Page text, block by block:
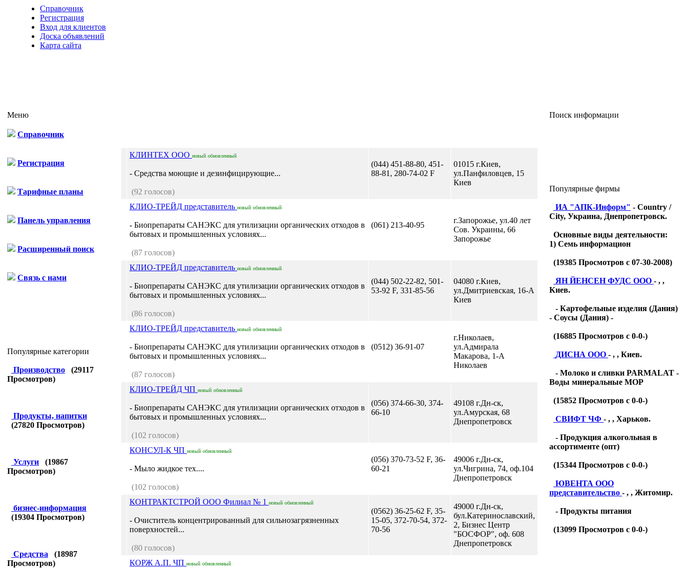
Справочник
Регистрация
Вход для клиентов
Доска объявлений
Карта сайта
Меню
Справочник
Регистрация
Тарифные планы
Панель управления
Расширенный поиск
Связь с нами
Популярные категории
Производство (29117
Просмотров)
Продукты, напитки
(27820 Просмотров)
Услуги (19867
Просмотров)
бизнес-информация
(19304 Просмотров)
Средства (18987
Просмотров)
КЛИНТЕХ ООО новый обновленный
- Средства моющие и дезинфицирующие...
(92 голосов)
(044) 451-88-80, 451-
88-81, 280-74-02 F
01015 г.Киев,
ул.Панфиловцев, 15
Киев
КЛИО-ТРЕЙД представитель новый обновленный
- Биопрепараты САНЭКС для утилизации органических отходов в
бытовых и промышленных условиях...
(87 голосов)
(061) 213-40-95
г.Запорожье, ул.40 лет
Сов. Украины, 66
Запорожье
КЛИО-ТРЕЙД представитель новый обновленный
- Биопрепараты САНЭКС для утилизации органических отходов в
бытовых и промышленных условиях...
(86 голосов)
(044) 502-22-82, 501-
53-92 F, 331-85-56
04080 г.Киев,
ул.Дмитриевская, 16-А
Киев
КЛИО-ТРЕЙД представитель новый обновленный
- Биопрепараты САНЭКС для утилизации органических отходов в
бытовых и промышленных условиях...
(87 голосов)
(0512) 36-91-07
г.Николаев,
ул.Адмирала
Макарова, 1-А
Николаев
КЛИО-ТРЕЙД ЧП новый обновленный
- Биопрепараты САНЭКС для утилизации органических отходов в
бытовых и промышленных условиях...
(102 голосов)
(056) 374-66-30, 374-
66-10
49108 г.Дн-ск,
ул.Амурская, 68
Днепропетровск
КОНСУЛ-К ЧП новый обновленный
- Мыло жидкое тех....
(102 голосов)
(056) 370-73-52 F, 36-
60-21
49006 г.Дн-ск,
ул.Чигрина, 74, оф.104
Днепропетровск
КОНТРАКТСТРОЙ ООО Филиал № 1 новый обновленный
- Очиститель концентрированный для сильнозагрязненных
поверхностей...
(80 голосов)
(0562) 36-25-62 F, 35-
15-05, 372-70-54, 372-
70-56
49000 г.Дн-ск,
бул.Катеринославский,
2, Бизнес Центр
"БОСФОР", оф. 608
Днепропетровск
КОРЖ А.П. ЧП новый обновленный
Поиск информации
Популярные фирмы
ИА "АПК-Информ" - Country /
City, Украина, Днепропетровск.
Основные виды деятельности:
1) Семь информацион
(19385 Просмотров с 07-30-2008)
ЯН ЙЕНСЕН ФУДС ООО - , ,
Киев.
- Картофельные изделия (Дания)
- Соусы (Дания) -
(16885 Просмотров с 0-0-)
ДИСНА ООО - , , Киев.
- Молоко и сливки PARMALAT -
Воды минеральные МОР
(15852 Просмотров с 0-0-)
СВИФТ ЧФ - , , Харьков.
- Продукция алкогольная в
ассортименте (опт)
(15344 Просмотров с 0-0-)
ЮВЕНТА ООО
представительство - , , Житомир.
- Продукты питания
(13099 Просмотров с 0-0-)